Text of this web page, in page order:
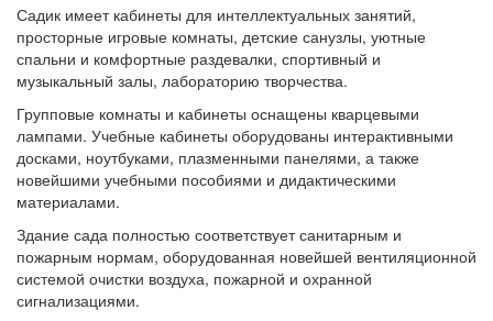
Садик имеет кабинеты для интеллектуальных занятий,
просторные игровые комнаты, детские санузлы, уютные
спальни и комфортные раздевалки, спортивный и
музыкальный залы, лабораторию творчества.
Групповые комнаты и кабинеты оснащены кварцевыми
лампами. Учебные кабинеты оборудованы интерактивными
досками, ноутбуками, плазменными панелями, а также
новейшими учебными пособиями и дидактическими
материалами.
Здание сада полностью соответствует санитарным и
пожарным нормам, оборудованная новейшей вентиляционной
системой очистки воздуха, пожарной и охранной
сигнализациями.